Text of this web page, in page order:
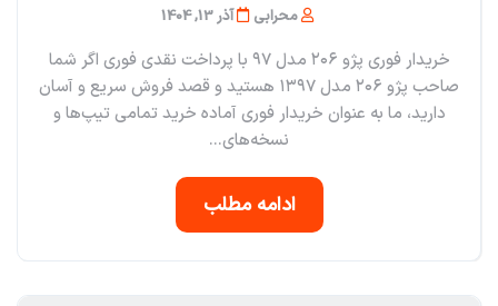
محرابی آذر 13, 1404
خریدار فوری پژو ۲۰۶ مدل ۹۷ با پرداخت نقدی فوری اگر شما
صاحب پژو ۲۰۶ مدل ۱۳۹۷ هستید و قصد فروش سریع و آسان
دارید، ما به عنوان خریدار فوری آماده خرید تمامی تیپ‌ها و
نسخه‌های...
ادامه مطلب